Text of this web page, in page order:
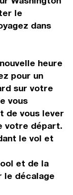
le
dans
heure
pour un
sur votre
vous
de vous lever
votre départ.
le vol et
et de la
le décalage